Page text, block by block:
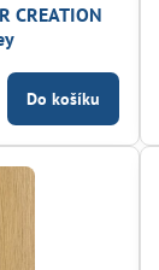
CREATION
Do košíku